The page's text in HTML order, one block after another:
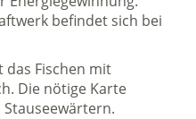
befindet sich bei
das Fischen mit
Die nötige Karte